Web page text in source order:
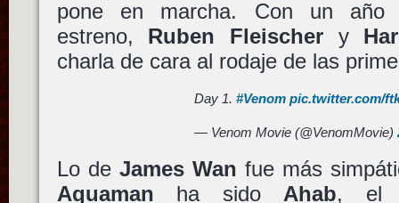
pone en marcha. Con un año
estreno, Ruben Fleischery
charla de cara al rodaje de las
Day 1.#Venom pic.twitter.com/
— Venom Movie (@VenomMovie)
Lo de James Wan fue más
Aquaman ha sido Ahab, el